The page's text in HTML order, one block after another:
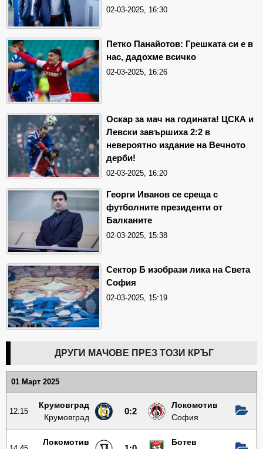
02-03-2025, 16:30
Петко Панайотов: Грешката си е в
нас, дадохме всичко
02-03-2025, 16:26
Оскар за мач на годината! ЦСКА и
Левски завършиха 2:2 в
невероятно издание на Вечното
дерби!
02-03-2025, 16:20
Георги Иванов се среща с
футболните президенти от
Балканите
02-03-2025, 15:38
Сектор Б изобрази лика на Света
София
02-03-2025, 15:19
ДРУГИ МАЧОВЕ ПРЕЗ ТОЗИ КРЪГ
01 Март 2025
12:15
Крумовград
Крумовград
0:2
Локомотив
София
Локомотив
Ботев